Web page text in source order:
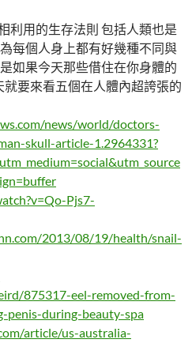
利用的生存法則 包括人類也是
每個人身上都有好幾種不同與
如果今天那些借住在你身體的
就要來看五個在人體內超誇張的
news/world/doctors-
skull-article-1.2964331?
Pjs7-
2013/08/19/health/snail-
875317-eel-removed-from-
penis-during-beauty-spa
article/us-australia-